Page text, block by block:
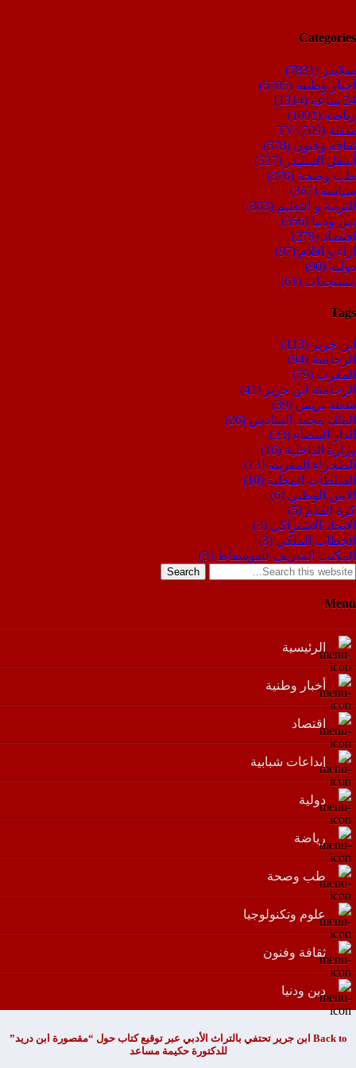
Categories
سلايدر (7831)
أخبار وطنية (5705)
24 ساعة
(1314)
رياضة (1001)
شعلة TV (709)
ثقافة وفنون (578)
أسفل السليدر (527)
طب وصحة (376)
سياسة (367)
التربية و التعليم (363)
دين ودنيا (356)
اقتصاد (278)
اراء و اقلام (97)
دولية (90)
مستجدات (61)
Tags
ابن جرير (113)
الرحامنة (94)
المغرب (79)
الرحامنة ابن جرير (41)
شعلة بريس (39)
الملك محمد السادس (26)
الدار البيضاء (23)
وزارة الداخلية (16)
الصحراء المغربية (13)
السلطات المحلية (10)
الامن الوطني (6)
كرة القدم (5)
الاتحاد الاشتراكي (3)
الخطاب الملكي (3)
المكتب الشريف للفوسفاط (3)
Search
Menu
الرئيسية
أخبار وطنية
اقتصاد
إبداعات شبابية
دولية
رياضة
طب وصحة
علوم وتكنولوجيا
ثقافة وفنون
دين ودنيا
Back to ابن جرير تحتفي بالتراث الأدبي عبر توقيع كتاب حول “مقصورة ابن دريد”
للدكتورة حكيمة مساعد